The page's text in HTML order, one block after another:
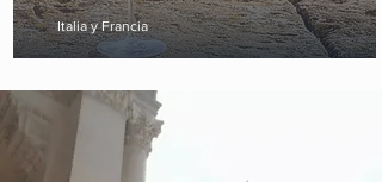
Italia y Francia